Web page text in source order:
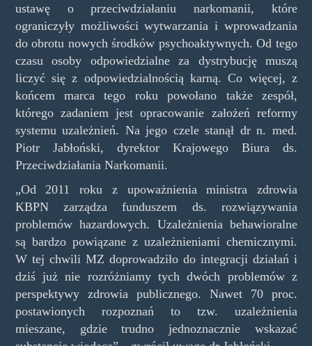
ustawę o przeciwdziałaniu narkomanii, które
ograniczyły możliwości wytwarzania i wprowadzania
do obrotu nowych środków psychoaktywnych. Od tego
czasu osoby odpowiedzialne za dystrybucję muszą
liczyć się z odpowiedzialnością karną. Co więcej, z
końcem marca tego roku powołano także zespół,
którego zadaniem jest opracowanie założeń reformy
systemu uzależnień. Na jego czele stanął dr n. med.
Piotr Jabłoński, dyrektor Krajowego Biura ds.
Przeciwdziałania Narkomanii.
„Od 2011 roku z upoważnienia ministra zdrowia
KBPN zarządza funduszem ds. rozwiązywania
problemów hazardowych. Uzależnienia behawioralne
są bardzo powiązane z uzależnieniami chemicznymi.
W tej chwili MZ doprowadziło do integracji działań i
dziś już nie rozróżniamy tych dwóch problemów z
perspektywy zdrowia publicznego. Nawet 70 proc.
postawionych rozpoznań to tzw. uzależnienia
mieszane, gdzie trudno jednoznacznie wskazać